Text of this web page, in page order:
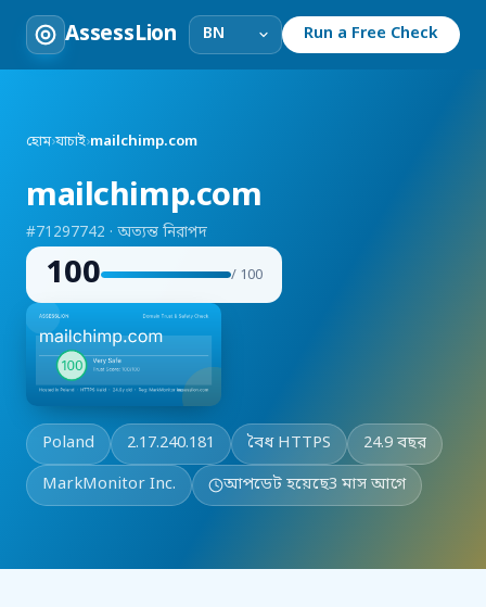
AssessLion Run a Free Check
হোম›যাচাই›mailchimp.com
mailchimp.com
#71297742 · অত্যন্ত নিরাপদ
100 / 100
Poland 2.17.240.181 বৈধ HTTPS
24.9 বছর
MarkMonitor Inc.
আপডেট হয়েছে3 মাস আগে